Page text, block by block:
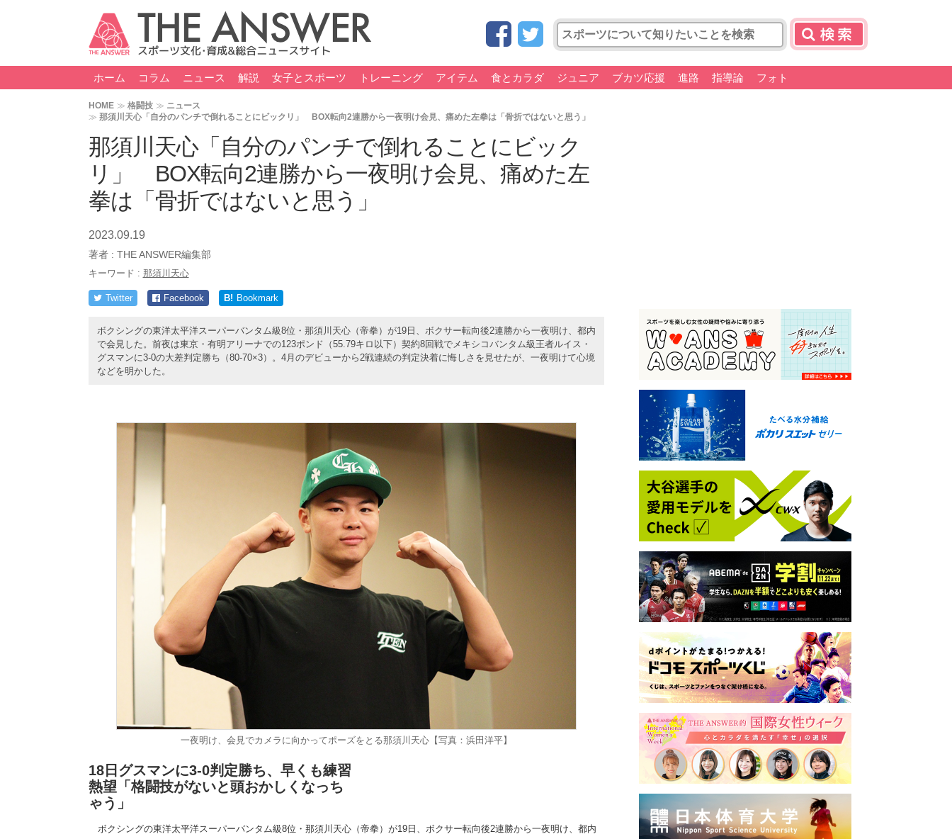
ホーム コラム ニュース 解説 女子とスポーツ トレーニング アイテム 食とカラダ ジュニア ブカツ応援 進路 指導論 フォト
HOME 格闘技
ニュース
那須川天心「自分のパンチで倒れることにビックリ」 BOX転向2連勝から一夜明け会見、痛めた左拳は「骨折ではないと思う」
那須川天心「自分のパンチで倒れることにビック
リ」 BOX転向2連勝から一夜明け会見、痛めた左
拳は「骨折ではないと思う」
2023.09.19
著者 : THE ANSWER編集部
キーワード : 那須川天心
Twitter Facebook B! Bookmark
ボクシングの東洋太平洋スーパーバンタム級8位・那須川天心（帝拳）が19日、ボクサー転向後2連勝から一夜明け、都内
で会見した。前夜は東京・有明アリーナでの123ポンド（55.79キロ以下）契約8回戦でメキシコバンタム級王者ルイス・
グスマンに3-0の大差判定勝ち（80-70×3）。4月のデビューから2戦連続の判定決着に悔しさを見せたが、一夜明けて心境
などを明かした。
一夜明け、会見でカメラに向かってポーズをとる那須川天心【写真：浜田洋平】
18日グスマンに3-0判定勝ち、早くも練習
熱望「格闘技がないと頭おかしくなっち
ゃう」
ボクシングの東洋太平洋スーパーバンタム級8位・那須川天心（帝拳）が19日、ボクサー転向後2連勝から一夜明け、都内